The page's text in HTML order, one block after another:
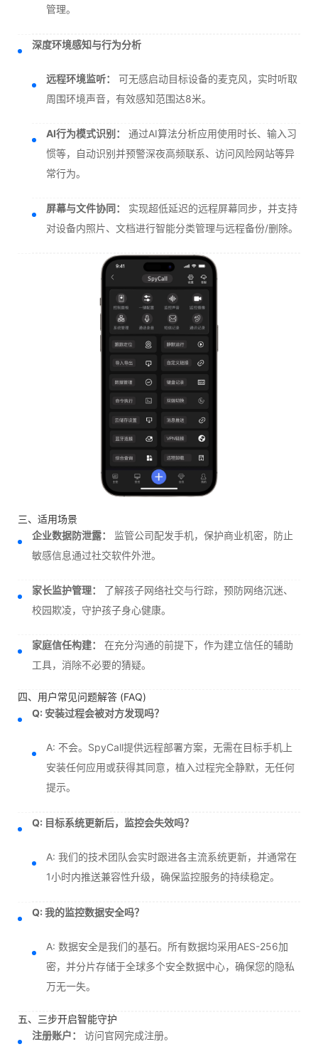
管理。
深度环境感知与行为分析
远程环境监听：
可无感启动目标设备的麦克风，实时听取
周围环境声音，有效感知范围达8米。
AI行为模式识别：
通过AI算法分析应用使用时长、输入习
惯等，自动识别并预警深夜高频联系、访问风险网站等异
常行为。
屏幕与文件协同：
实现超低延迟的远程屏幕同步，并支持
对设备内照片、文档进行智能分类管理与远程备份/删除。
三、适用场景
企业数据防泄露：
监管公司配发手机，保护商业机密，防止
敏感信息通过社交软件外泄。
家长监护管理：
了解孩子网络社交与行踪，预防网络沉迷、
校园欺凌，守护孩子身心健康。
家庭信任构建：
在充分沟通的前提下，作为建立信任的辅助
工具，消除不必要的猜疑。
四、用户常见问题解答 (FAQ)
Q: 安装过程会被对方发现吗？
A: 不会。SpyCall提供远程部署方案，无需在目标手机上
安装任何应用或获得其同意，植入过程完全静默，无任何
提示。
Q: 目标系统更新后，监控会失效吗？
A: 我们的技术团队会实时跟进各主流系统更新，并通常在
1小时内推送兼容性升级，确保监控服务的持续稳定。
Q: 我的监控数据安全吗？
A: 数据安全是我们的基石。所有数据均采用AES-256加
密，并分片存储于全球多个安全数据中心，确保您的隐私
万无一失。
五、三步开启智能守护
注册账户：
访问官网完成注册。